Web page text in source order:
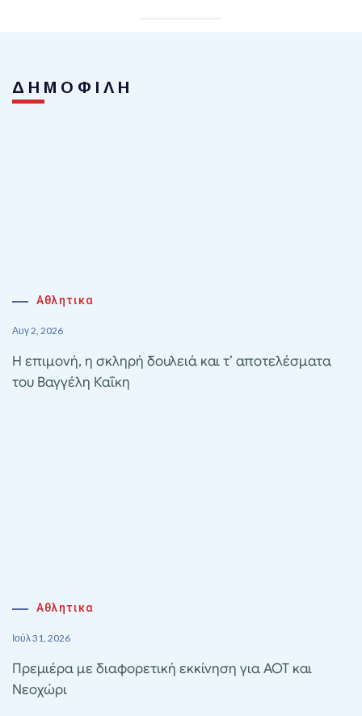
ΔΗΜΟΦΙΛΗ
Αθλητικα
Αυγ 2, 2026
Η επιμονή, η σκληρή δουλειά και τ’ αποτελέσματα
του Βαγγέλη Καΐκη
Αθλητικα
Ιούλ 31, 2026
Πρεμιέρα με διαφορετική εκκίνηση για ΑΟΤ και
Νεοχώρι